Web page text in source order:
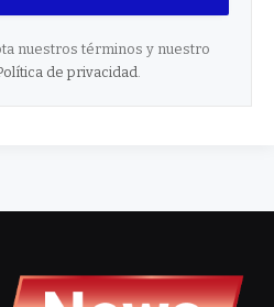
nuestros términos y nuestro
de privacidad